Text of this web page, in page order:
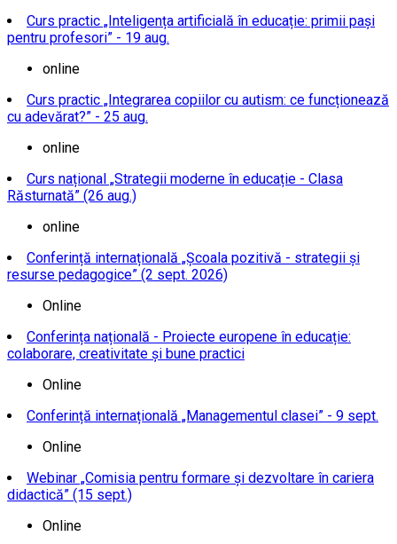
Curs practic „Inteligența artificială în educație: primii pași
pentru profesori” - 19 aug.
online
Curs practic „Integrarea copiilor cu autism: ce funcționează
cu adevărat?” - 25 aug.
online
Curs național „Strategii moderne în educație - Clasa
Răsturnată” (26 aug.)
online
Conferință internațională „Școala pozitivă - strategii și
resurse pedagogice” (2 sept. 2026)
Online
Conferința națională - Proiecte europene în educație:
colaborare, creativitate și bune practici
Online
Conferință internațională „Managementul clasei” - 9 sept.
Online
Webinar „Comisia pentru formare și dezvoltare în cariera
didactică” (15 sept.)
Online